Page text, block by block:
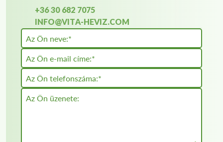
+36 30 682 7075
INFO@VITA-HEVIZ.COM